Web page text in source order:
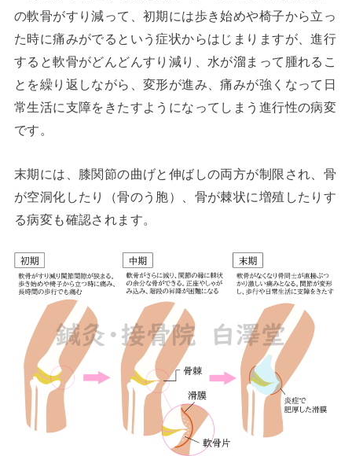
の軟骨がすり減って、初期には歩き始めや椅子から立っ
た時に痛みがでるという症状からはじまりますが、進行
すると軟骨がどんどんすり減り、水が溜まって腫れるこ
とを繰り返しながら、変形が進み、痛みが強くなって日
常生活に支障をきたすようになってしまう進行性の病変
です。
末期には、膝関節の曲げと伸ばしの両方が制限され、骨
が空洞化したり（骨のう胞）、骨が棘状に増殖したりす
る病変も確認されます。